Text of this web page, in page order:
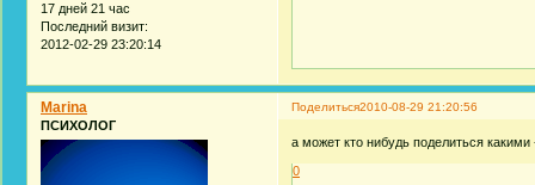
17 дней 21 час
Последний визит:
2012-02-29 23:20:14
Поделиться2010-08-29 21:20:56
Marina
ПСИХОЛОГ
а может кто нибудь поделиться
0